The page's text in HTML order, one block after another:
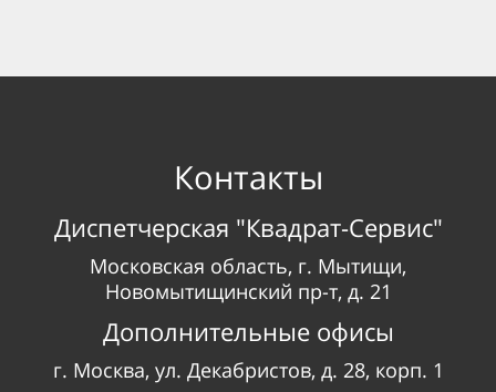
Контакты
Диспетчерская "Квадрат-Сервис"
Московская область, г. Мытищи,
Новомытищинский пр-т, д. 21
Дополнительные офисы
г. Москва, ул. Декабристов, д. 28, корп. 1